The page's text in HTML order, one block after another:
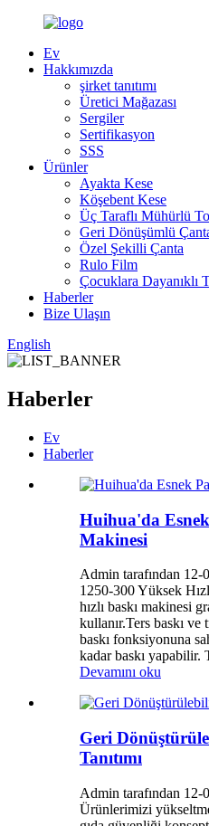
Ev
Hakkımızda
şirket tanıtımı
Üretici Mağazası
Sergiler
Sertifikasyon
SSS
Ürünler
Ayakta Kese
Köşebent Kese
Üç Taraflı Mühürlü
Geri Dönüşümlü
Özel Şekilli Çanta
Rulo Film
Çocuklara Dayanıklı
Haberler
Bize Ulaşın
English
Haberler
Ev
Haberler
Huihua'da
Makinesi
Admin tarafından 12-
1250-300 Yüksek
hızlı baskı makinesi
kullanır.Ters baskı
baskı fonksiyonuna
kadar baskı yapabilir.
Devamını oku
Geri
Tanıtımı
Admin tarafından 12-
Ürünlerimizi